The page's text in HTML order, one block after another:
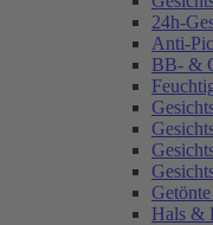
24h-
Anti-
BB- &
Hals &